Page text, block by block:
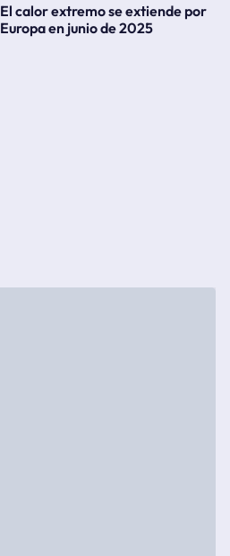
El calor extremo se extiende por
Europa en junio de 2025